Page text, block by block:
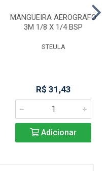
MANGUEIRA AEROGRAFO
3M 1/8 X 1/4 BSP
STEULA
R$ 31,43
Adicionar